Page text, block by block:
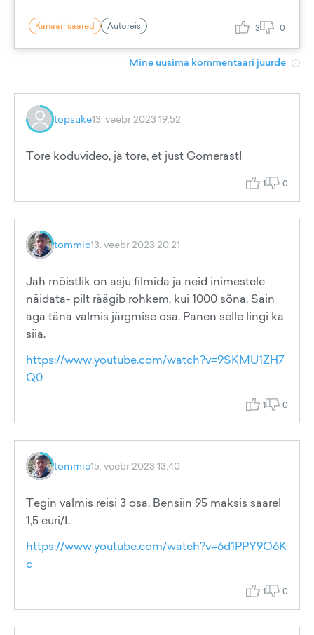
Kanaari saared Autoreis 3 0
Mine uusima kommentaari juurde
topsuke13. veebr 2023 19:52
Tore koduvideo, ja tore, et just Gomerast!
1 0
tommic13. veebr 2023 20:21
Jah mõistlik on asju filmida ja neid inimestele
näidata- pilt räägib rohkem, kui 1000 sõna. Sain
aga täna valmis järgmise osa. Panen selle lingi ka
siia.
https://www.youtube.com/watch?v=9SKMU1ZH7
Q0
1 0
tommic15. veebr 2023 13:40
Tegin valmis reisi 3 osa. Bensiin 95 maksis saarel
1,5 euri/L
https://www.youtube.com/watch?v=6d1PPY9O6K
c
1 0